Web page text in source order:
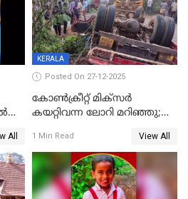
All
KERALA
Posted On 27-12-2025
കോണ്‍ക്രീറ്റ് മിക്‌സര്‍
കയറ്റിവന്ന ലോറി മറിഞ്ഞു;
അപകടം കണ്ണൂരിൽ
1 Min Read View All